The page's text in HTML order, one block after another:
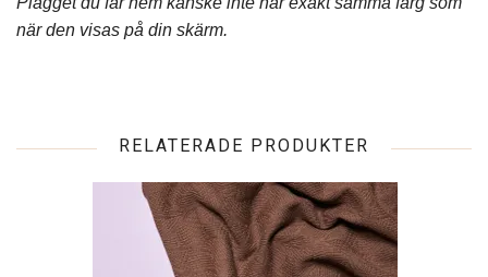
när den visas på din skärm.
RELATERADE PRODUKTER